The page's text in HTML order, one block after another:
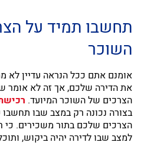
תחשבו תמיד על
השוכר
אומנם אתם ככל הנראה עדיין לא
את הדירה שלכם, אך זה לא אומר
הצרכים של השוכר המיועד.
בצורה נכונה רק במצב שבו
הצרכים שלכם בתור משכירים.
למצב שבו לדירה יהיה ביקוש,